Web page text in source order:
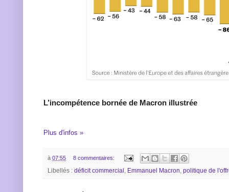
L’incompétence bornée de Macron illustrée
Plus d'infos »
à 07:55 8 commentaires:
Libellés : déficit commercial, Emmanuel Macron, politique de